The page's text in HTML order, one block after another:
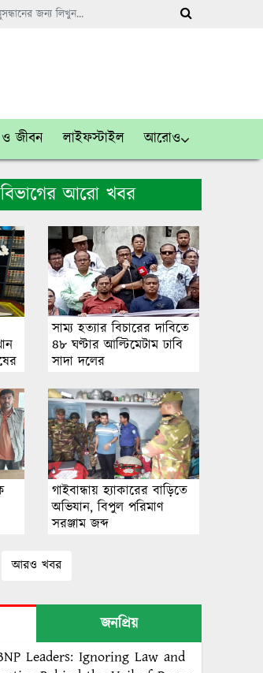
ও জীবন লাইফস্টাইল আরোও
বিভাগের আরো খবর
সাম্য হত্যার বিচারের দা‌বি‌তে
৪৮ ঘণ্টার আ‌ল্টি‌মেটাম ঢাবি
সাদা দ‌লের
গাইবান্ধায় হ্যাকারের বাড়িতে
অভিযান, বিপুল পরিমাণ
সরঞ্জাম জব্দ
আরও খবর
জনপ্রিয়
Leaders: Ignoring Law and